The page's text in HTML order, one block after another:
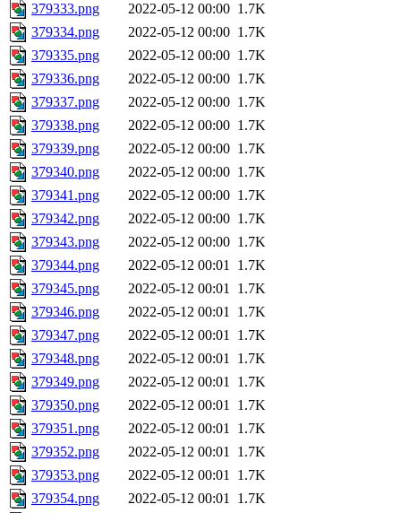
379333.png
2022-05-12 00:00 1.7K
379334.png
2022-05-12 00:00 1.7K
379335.png
2022-05-12 00:00 1.7K
379336.png
2022-05-12 00:00 1.7K
379337.png
2022-05-12 00:00 1.7K
379338.png
2022-05-12 00:00 1.7K
379339.png
2022-05-12 00:00 1.7K
379340.png
2022-05-12 00:00 1.7K
379341.png
2022-05-12 00:00 1.7K
379342.png
2022-05-12 00:00 1.7K
379343.png
2022-05-12 00:00 1.7K
379344.png
2022-05-12 00:01 1.7K
379345.png
2022-05-12 00:01 1.7K
379346.png
2022-05-12 00:01 1.7K
379347.png
2022-05-12 00:01 1.7K
379348.png
2022-05-12 00:01 1.7K
379349.png
2022-05-12 00:01 1.7K
379350.png
2022-05-12 00:01 1.7K
379351.png
2022-05-12 00:01 1.7K
379352.png
2022-05-12 00:01 1.7K
379353.png
2022-05-12 00:01 1.7K
379354.png
2022-05-12 00:01 1.7K